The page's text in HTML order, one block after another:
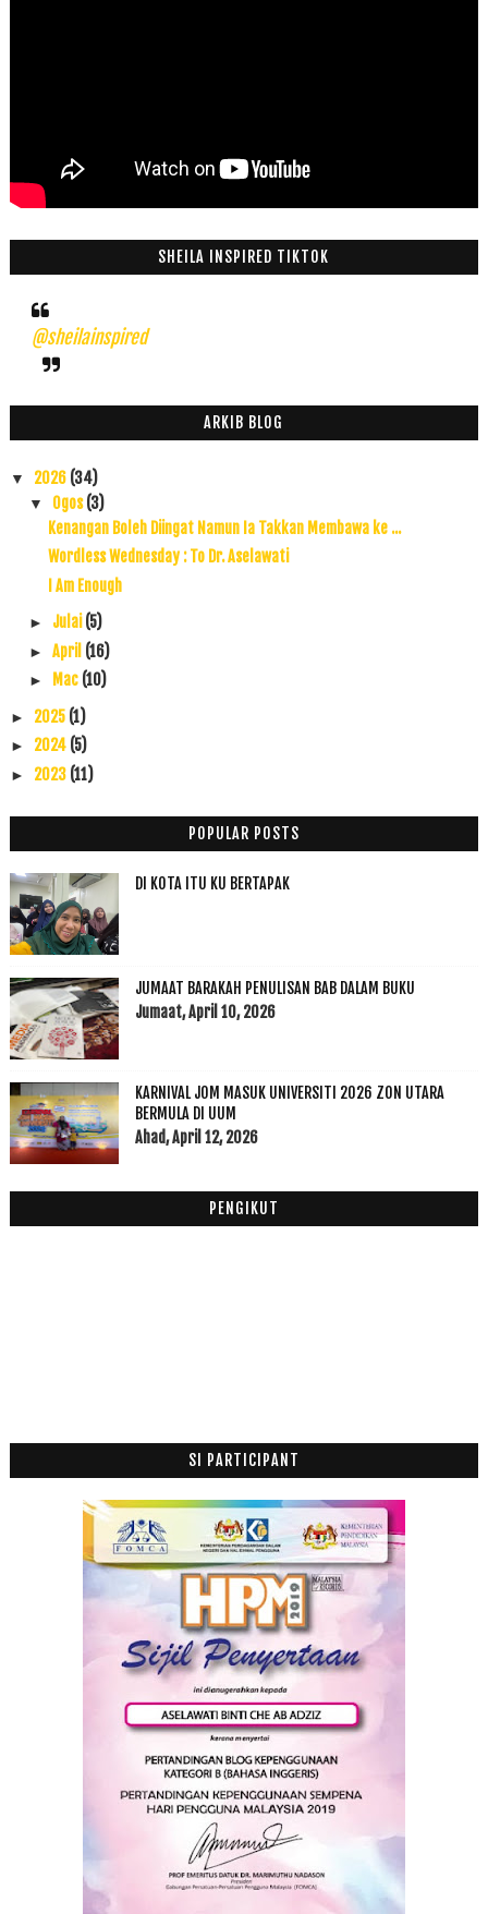
SHEILA INSPIRED TIKTOK
@sheilainspired
ARKIB BLOG
▼ 2026 (34)
▼ Ogos(3)
Kenangan Boleh Diingat Namun Ia Takkan Membawa ke ...
Wordless Wednesday : To Dr. Aselawati
I Am Enough
► Julai(5)
► April (16)
► Mac (10)
► 2025 (1)
► 2024 (5)
► 2023 (11)
►2019 (118)
►2018(195)
►2017(199)
►2016(174)
► 2015(199)
►2014(47)
►2013(53)
►2012(100)
►2011(63)
POPULAR POSTS
DI KOTA ITU KU BERTAPAK
JUMAAT BARAKAH PENULISAN BAB DALAM BUKU
Jumaat, April 10, 2026
KARNIVAL JOM MASUK UNIVERSITI 2026 ZON UTARA
BERMULA DI UUM
Ahad, April 12, 2026
PENGIKUT
SI PARTICIPANT